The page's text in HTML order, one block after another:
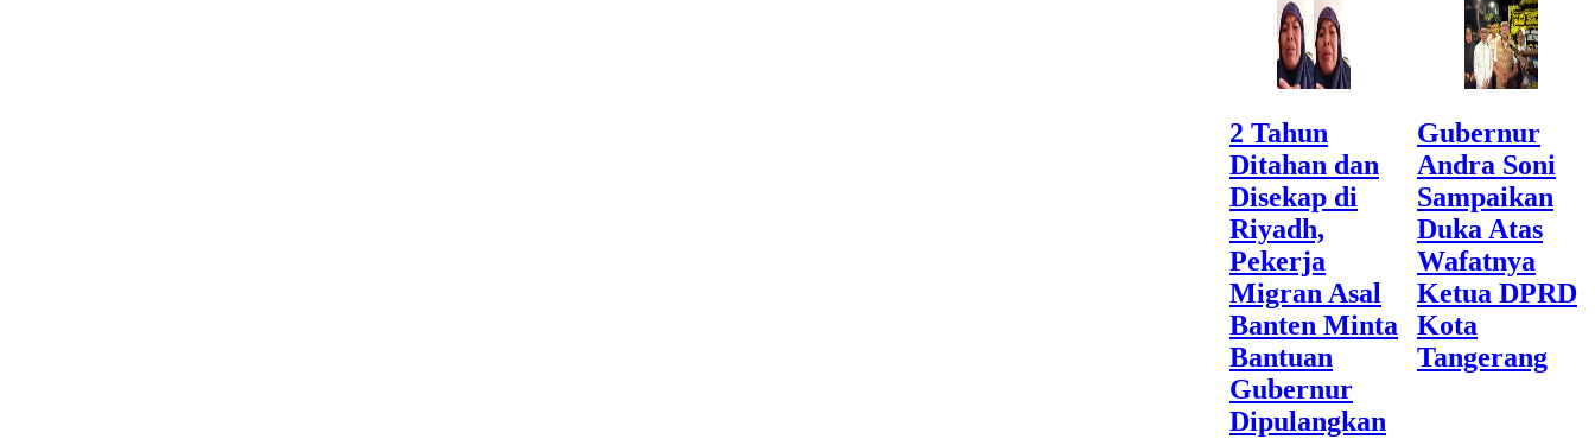
2 Tahun
Ditahan dan
Disekap di
Riyadh,
Pekerja
Migran Asal
Banten Minta
Bantuan
Gubernur
Dipulangkan
Gubernur
Andra Soni
Sampaikan
Duka Atas
Wafatnya
Ketua DPRD
Kota
Tangerang